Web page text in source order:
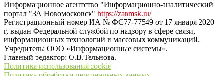
Информационное агентство "Информационно-аналитический
портал "ЗА Новомосковск" https://zanmsk.ru/
Регистрационный номер ИА № ФС77-77549 от 17 января 2020
г, выдан Федеральной службой по надзору в сфере связи,
информационных технологий и массовых коммуникаций.
Учредитель: ООО «Информационные системы».
Главный редактор: О.В.Тельнова.
Политика использования cookie